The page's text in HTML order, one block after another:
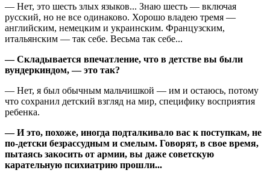
— Нет, это шесть злых языков... Знаю шесть — включая
русский, но не все одинаково. Хорошо владею тремя —
английским, немецким и украинским. Французским,
итальянским — так себе. Весьма так себе...
— Складывается впечатление, что в детстве вы были
вундеркиндом, — это так?
— Нет, я был обычным мальчишкой — им и остаюсь, потому
что сохранил детский взгляд на мир, специфику восприятия
ребенка.
— И это, похоже, иногда подталкивало вас к поступкам, не
по-детски безрассудным и смелым. Говорят, в свое время,
пытаясь закосить от армии, вы даже советскую
карательную психиатрию прошли...